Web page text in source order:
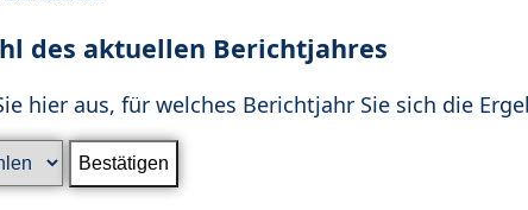
des aktuellen Berichtjahres
hier aus, für welches Berichtjahr Sie sich die